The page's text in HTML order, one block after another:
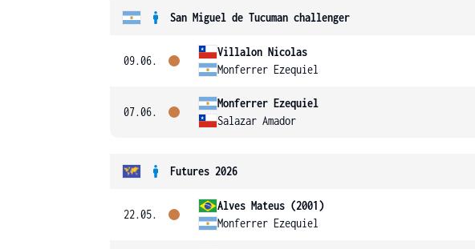
San Miguel de Tucuman challenger
09.06.
Villalon Nicolas
Monferrer Ezequiel
07.06.
Monferrer Ezequiel
Salazar Amador
Futures 2026
22.05.
Alves Mateus (2001)
Monferrer Ezequiel